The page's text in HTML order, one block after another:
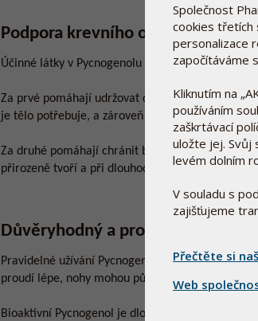
Podpora krevního oběhu a
Účinné látky v Pycnogenolu působí dvěma
Za prvé pomáhají udržovat dobré proudění krve,
je tělo potřebuje, a zároveň se efektivně
Za druhé pomáhají chránit buňky před
přirozeně tvoří a při dlouhodobém působení
Důvěryhodný a prověřený
Pravidelné užívání Pycnogenolu může pomoci
proudí lépe, nohy mohou působit lehčeji, svěžeji
Bioaktivní Pycnogenol je dlouhodobě zkoumán a
Společnost
cookies třetích
personalizace
započítáváme
Kliknutím na
používáním
zaškrtávací
uložte jej. Svůj
levém dolním
V souladu s
zajišťujeme
Přečtěte si
Web